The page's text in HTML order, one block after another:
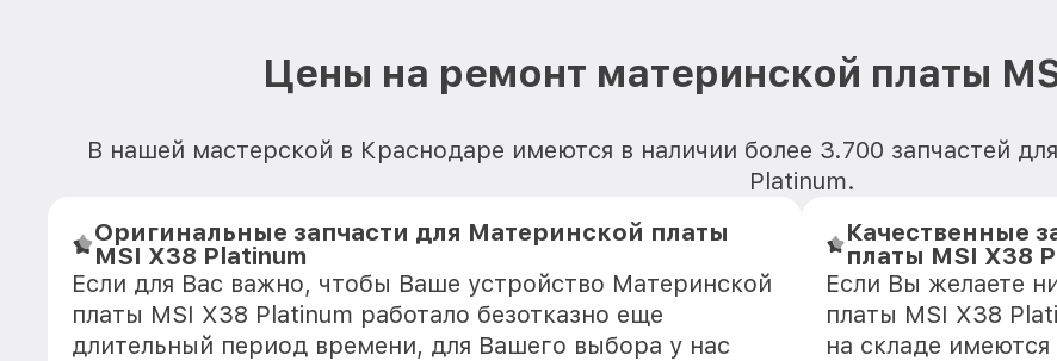
Цены на ремонт материнской платы
В нашей мастерской в Краснодаре имеются в наличии более 3.700 запчастей
Platinum.
Оригинальные запчасти для Материнской платы
MSI X38 Platinum
Если для Вас важно, чтобы Ваше устройство Материнской
платы MSI X38 Platinum работало безотказно еще
длительный период времени, для Вашего выбора у нас
Качественные
платы MSI X38
Если Вы желаете
платы MSI X38
на складе